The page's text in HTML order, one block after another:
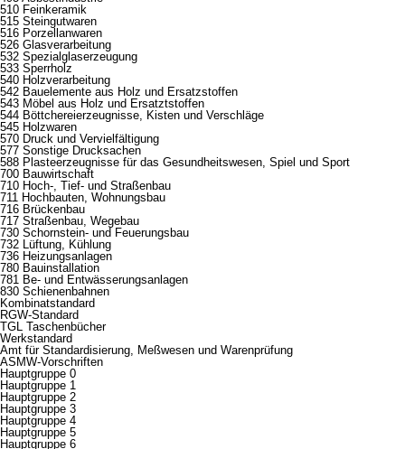
510 Feinkeramik
515 Steingutwaren
516 Porzellanwaren
526 Glasverarbeitung
532 Spezialglaserzeugung
533 Sperrholz
540 Holzverarbeitung
542 Bauelemente aus Holz und Ersatzstoffen
543 Möbel aus Holz und Ersatztstoffen
544 Böttchereierzeugnisse, Kisten und Verschläge
545 Holzwaren
570 Druck und Vervielfältigung
577 Sonstige Drucksachen
588 Plasteerzeugnisse für das Gesundheitswesen, Spiel und Sport
700 Bauwirtschaft
710 Hoch-, Tief- und Straßenbau
711 Hochbauten, Wohnungsbau
716 Brückenbau
717 Straßenbau, Wegebau
730 Schornstein- und Feuerungsbau
732 Lüftung, Kühlung
736 Heizungsanlagen
780 Bauinstallation
781 Be- und Entwässerungsanlagen
830 Schienenbahnen
Kombinatstandard
RGW-Standard
TGL Taschenbücher
Werkstandard
Amt für Standardisierung, Meßwesen und Warenprüfung
ASMW-Vorschriften
Hauptgruppe 0
Hauptgruppe 1
Hauptgruppe 2
Hauptgruppe 3
Hauptgruppe 4
Hauptgruppe 5
Hauptgruppe 6